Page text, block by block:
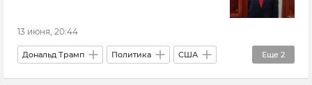
13 июня, 20:44
Еще 2
Дональд Трамп Политика США
Иран В мире